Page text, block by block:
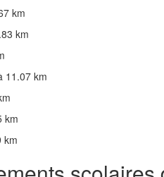
km
km
11.07 km
km
km